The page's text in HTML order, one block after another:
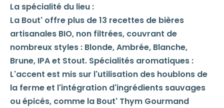
La spécialité du lieu :
La Bout' offre plus de 13 recettes de bières
artisanales BIO, non filtrées, couvrant de
nombreux styles : Blonde, Ambrée, Blanche,
Brune, IPA et Stout. Spécialités aromatiques :
L'accent est mis sur l'utilisation des houblons de
la ferme et l'intégration d'ingrédients sauvages
ou épicés, comme la Bout' Thym Gourmand